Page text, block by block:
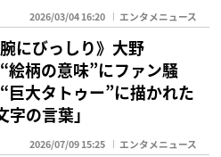
2026/03/04 16:20 エンタメニュース
腕にびっしり》大野
柄の意味”にファン騒
大タトゥー”に描かれた
字の言葉」
2026/07/09 15:25 エンタメニュース